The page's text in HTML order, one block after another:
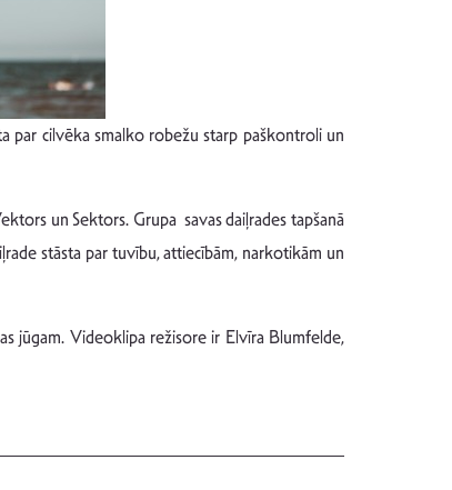
par cilvēka smalko robežu starp paškontroli un
un Sektors. Grupa savas daiļrades tapšanā
stāsta par tuvību, attiecībām, narkotikām un
jūgam. Videoklipa režisore ir Elvīra Blumfelde,